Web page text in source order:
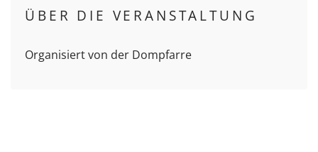
ÜBER DIE VERANSTALTUNG
Organisiert von der Dompfarre